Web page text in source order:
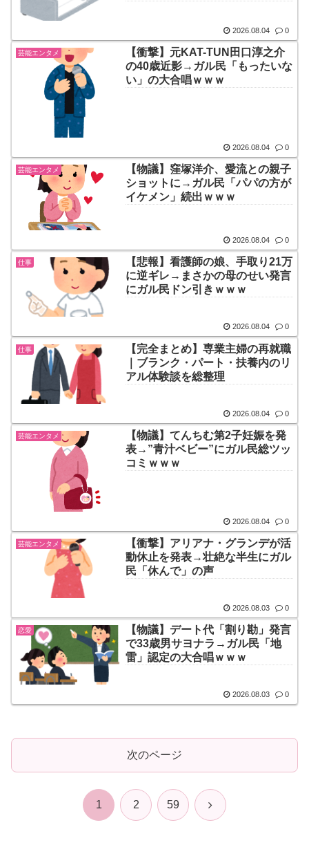
2026.08.04 0
芸能エンタメ
【衝撃】元KAT-TUN田口淳之介
の40歳近影→ガル民「もったいな
い」の大合唱ｗｗｗ
2026.08.04 0
芸能エンタメ
【物議】窪塚洋介、愛流との親子
ショットに→ガル民「パパの方が
イケメン」続出ｗｗｗ
2026.08.04 0
仕事
【悲報】看護師の娘、手取り21万
に逆ギレ→まさかの母のせい発言
にガル民ドン引きｗｗｗ
2026.08.04 0
仕事
【完全まとめ】専業主婦の再就職
｜ブランク・パート・扶養内のリ
アル体験談を総整理
2026.08.04 0
芸能エンタメ
【物議】てんちむ第2子妊娠を発
表→”青汁ベビー”にガル民総ツッ
コミｗｗｗ
2026.08.04 0
芸能エンタメ
【衝撃】アリアナ・グランデが活
動休止を発表→壮絶な半生にガル
民「休んで」の声
2026.08.03 0
恋愛
【物議】デート代「割り勘」発言
で33歳男サヨナラ→ガル民「地
雷」認定の大合唱ｗｗｗ
2026.08.03 0
次のページ
1 2 59 次